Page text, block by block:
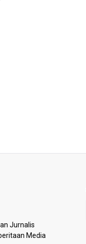
Jurnalis
Media